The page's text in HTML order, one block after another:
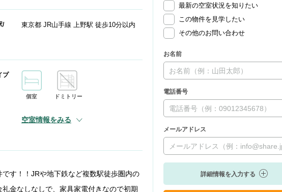
/
東京都 JR山手線 上野駅 徒歩10分以内
プ
個室 ドミトリー
空室情報をみる
す！！JRや地下鉄など複数駅徒歩圏内の
金なしなしで、家具家電付きなので初期
最新の空室状況を知りたい
この物件を見学したい
その他のお問い合わせ
お名前
電話番号
メールアドレス
詳細情報を入力する